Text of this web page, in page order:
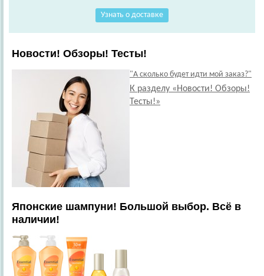
Узнать о доставке
Новости! Обзоры! Тесты!
"А сколько будет идти мой заказ?"
К разделу «Новости! Обзоры!
Тесты!»
Японские шампуни! Большой выбор. Всё в
наличии!